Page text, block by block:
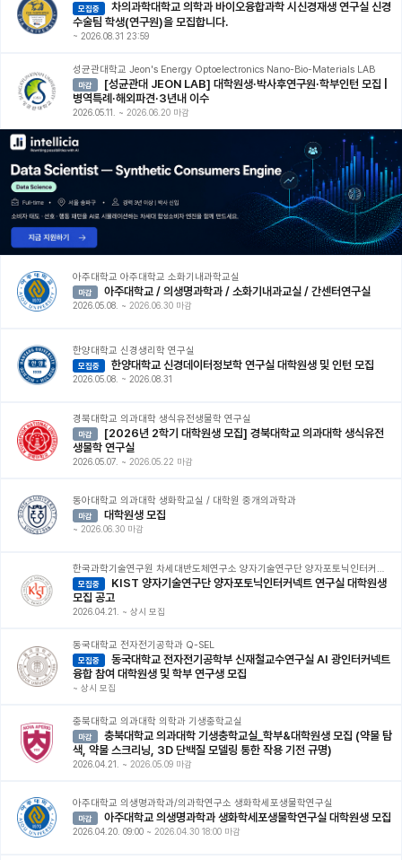
모집중
수술팀 학생(연구원)을 모집합니다.
~ 2026.08.31 23:59
성균관대학교 Jeon's Energy Optoelectronics Nano-Bio-Materials LAB
마감
병역특례·해외파견·3년내 이수
2026.05.11. ~ 2026.06.20 마감
아주대학교 아주대학교 소화기내과학교실
마감 아주대학교 / 의생명과학과 / 소화기내과교실 / 간센터연구실
2026.05.08. ~ 2026.06.30 마감
한양대학교 신경생리학 연구실
모집중 한양대학교 신경데이터정보학 연구실 대학원생 및 인턴 모집
2026.05.08. ~ 2026.08.31
경북대학교 의과대학 생식유전생물학 연구실
마감
생물학 연구실
2026.05.07. ~ 2026.05.22 마감
동아대학교 의과대학 생화학교실 / 대학원 중개의과학과
마감 대학원생 모집
~ 2026.06.30 마감
한국과학기술연구원 차세대반도체연구소 양자기술연구단 양자포토닉인터커넥트 연구실
모집중
모집 공고
2026.04.21. ~ 상시 모집
동국대학교 전자전기공학과 Q-SEL
모집중
융합 참여 대학원생 및 학부 연구생 모집
~ 상시 모집
충북대학교 의과대학 의학과 기생충학교실
마감
색, 약물 스크리닝, 3D 단백질 모델링 통한 작용 기전 규명)
2026.04.21. ~ 2026.05.09 마감
아주대학교 의생명과학과/의과학연구소 생화학세포생물학연구실
마감 아주대학교 의생명과학과 생화학세포생물학연구실 대학원생 모집
2026.04.20. 09:00 ~ 2026.04.30 18:00 마감